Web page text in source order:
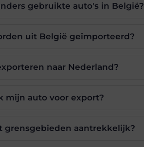
gebruikte auto's in België?
uit België geïmporteerd?
naar Nederland?
mijn auto voor export?
grensgebieden aantrekkelijk?